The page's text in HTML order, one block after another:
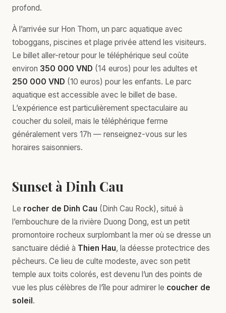
profond.
À l’arrivée sur Hon Thom, un parc aquatique avec
toboggans, piscines et plage privée attend les visiteurs.
Le billet aller-retour pour le téléphérique seul coûte
environ 350 000 VND (14 euros) pour les adultes et
250 000 VND (10 euros) pour les enfants. Le parc
aquatique est accessible avec le billet de base.
L’expérience est particulièrement spectaculaire au
coucher du soleil, mais le téléphérique ferme
généralement vers 17h — renseignez-vous sur les
horaires saisonniers.
Sunset à Dinh Cau
Le rocher de Dinh Cau (Dinh Cau Rock), situé à
l’embouchure de la rivière Duong Dong, est un petit
promontoire rocheux surplombant la mer où se dresse un
sanctuaire dédié à Thien Hau, la déesse protectrice des
pêcheurs. Ce lieu de culte modeste, avec son petit
temple aux toits colorés, est devenu l’un des points de
vue les plus célèbres de l’île pour admirer le coucher de
soleil.